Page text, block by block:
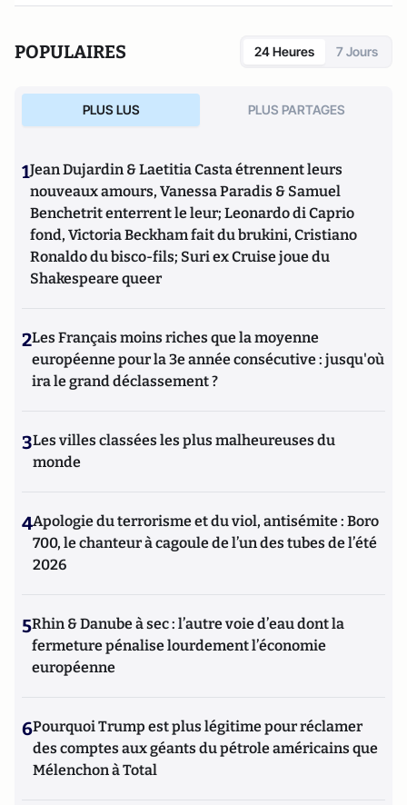
POPULAIRES 24 Heures 7 Jours
PLUS LUS PLUS PARTAGES
1Jean Dujardin & Laetitia Casta étrennent leurs
nouveaux amours, Vanessa Paradis & Samuel
Benchetrit enterrent le leur; Leonardo di Caprio
fond, Victoria Beckham fait du brukini, Cristiano
Ronaldo du bisco-fils; Suri ex Cruise joue du
Shakespeare queer
2Les Français moins riches que la moyenne
européenne pour la 3e année consécutive : jusqu'où
ira le grand déclassement ?
3Les villes classées les plus malheureuses du
monde
4Apologie du terrorisme et du viol, antisémite : Boro
700, le chanteur à cagoule de l’un des tubes de l’été
2026
5Rhin & Danube à sec : l’autre voie d’eau dont la
fermeture pénalise lourdement l’économie
européenne
6Pourquoi Trump est plus légitime pour réclamer
des comptes aux géants du pétrole américains que
Mélenchon à Total